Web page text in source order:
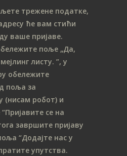
трежене податке,
ће вам стићи
ваше пријаве.
поље „Да,
листу. ”, у
обележите
поља за
(нисам робот) и
се на
завршите пријаву
“Додајте нас у
упутства.